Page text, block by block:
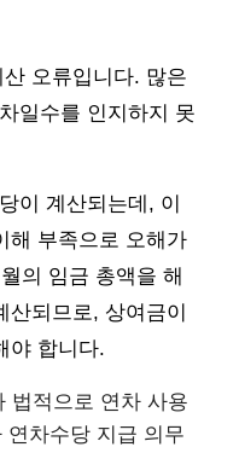
오류입니다. 많은
일수를 인지하지 못
이 계산되는데, 이
해 부족으로 오해가
의 임금 총액을 해
되므로, 상여금이
야 합니다.
법적으로 연차 사용
연차수당 지급 의무